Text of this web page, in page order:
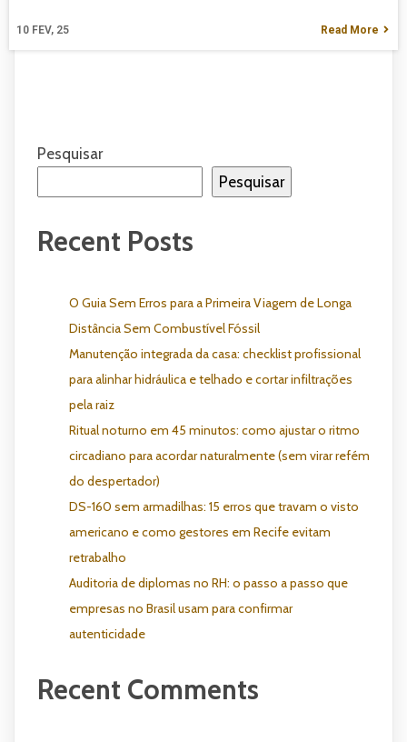
10 FEV, 25 Read More
Pesquisar
Pesquisar
Recent Posts
O Guia Sem Erros para a Primeira Viagem de Longa
Distância Sem Combustível Fóssil
Manutenção integrada da casa: checklist profissional
para alinhar hidráulica e telhado e cortar infiltrações
pela raiz
Ritual noturno em 45 minutos: como ajustar o ritmo
circadiano para acordar naturalmente (sem virar refém
do despertador)
DS-160 sem armadilhas: 15 erros que travam o visto
americano e como gestores em Recife evitam
retrabalho
Auditoria de diplomas no RH: o passo a passo que
empresas no Brasil usam para confirmar
autenticidade
Recent Comments